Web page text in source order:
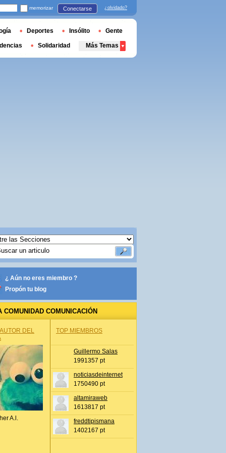
¿ Aún no eres miembro ?
Propón tu blog
COMUNIDAD COMUNICACIÓN
DEL
A.l.
TOP MIEMBROS
Guillermo Salas
1991357 pt
noticiasdeinternet
1750490 pt
altamiraweb
1613817 pt
freddtipismana
1402167 pt
memorizar Conectarse ¿olvidado?
Deportes Insólito Gente
Solidaridad Más Temas